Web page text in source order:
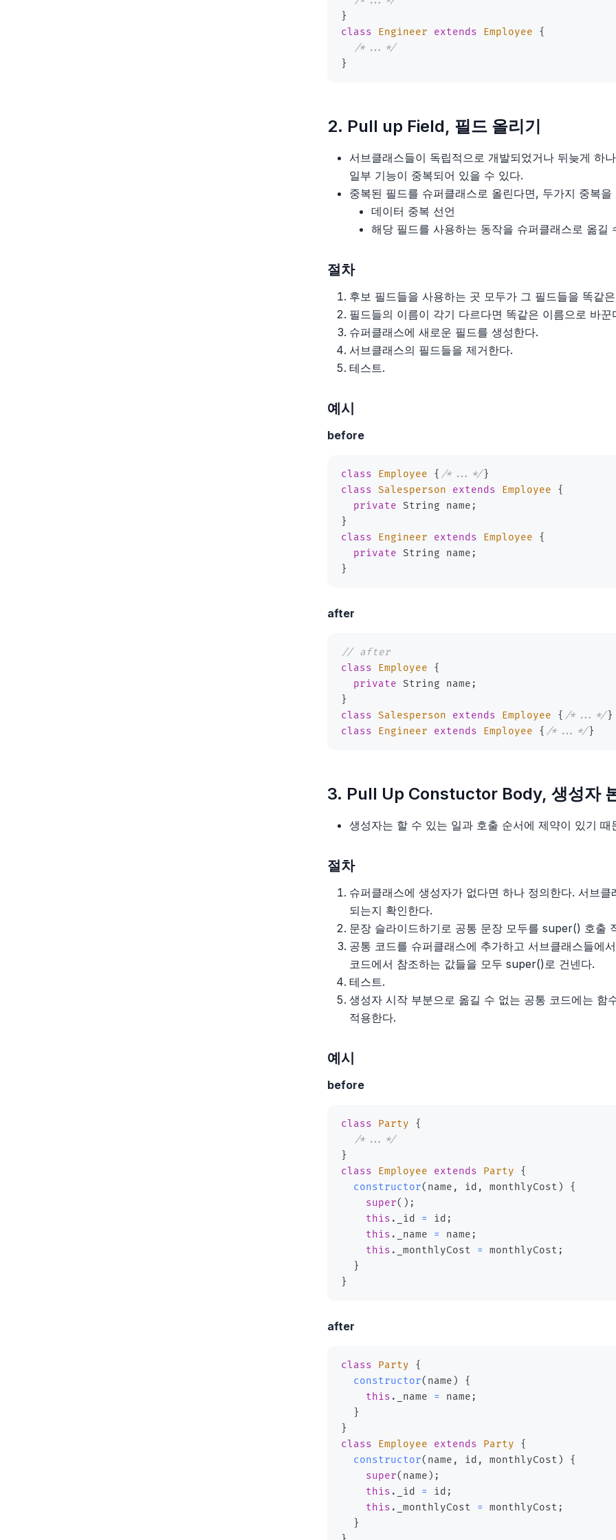
}
class
Engineer extends Employee
{
/*...*/
}
2. Pull up Field, 필드 올리기
서브클래스들이 독립적으로 개발되었거나 뒤늦게 하
일부 기능이 중복되어 있을 수 있다.
중복된 필드를 슈퍼클래스로 올린다면, 두가지 중복을
데이터 중복 선언
해당 필드를 사용하는 동작을 슈퍼클래스로 옮길
절차
후보 필드들을 사용하는 곳 모두가 그 필드들을 똑같
필드들의 이름이 각기 다르다면 똑같은 이름으로 바꾼
슈퍼클래스에 새로운 필드를 생성한다.
서브클래스의 필드들을 제거한다.
테스트.
예시
before
class Employee { /*...*/}
class Salesperson extends Employee
{
private String name ;
}
class
Engineer extends Employee
{
private String name ;
}
after
// after
class
Employee
{
private String name ;
}
class Salesperson extends Employee { /*...*/}
class
Engineer extends Employee { /*...*/}
3. Pull Up Constuctor Body, 생성자
생성자는 할 수 있는 일과 호출 순서에 제약이 있기 때
절차
슈퍼클래스에 생성자가 없다면 하나 정의한다. 서브
되는지 확인한다.
문장 슬라이드하기로 공통 문장 모두를 super() 호출
공통 코드를 슈퍼클래스에 추가하고 서브클래스들에
코드에서 참조하는 값들을 모두 super()로 건넨다.
테스트.
생성자 시작 부분으로 옮길 수 없는 공통 코드에는 함
적용한다.
예시
before
class Party
{
/*...*/
}
class
Employee extends Party
{
constructor( name , id , monthlyCost )
{
super( ) ;
this . _id = id ;
this . _name = name ;
this . _monthlyCost = monthlyCost ;
}
}
after
class Party
{
constructor( name )
{
this . _name = name ;
}
}
class
Employee extends Party
{
constructor( name , id , monthlyCost )
{
super( name ) ;
this . _id = id ;
this . _monthlyCost = monthlyCost ;
}